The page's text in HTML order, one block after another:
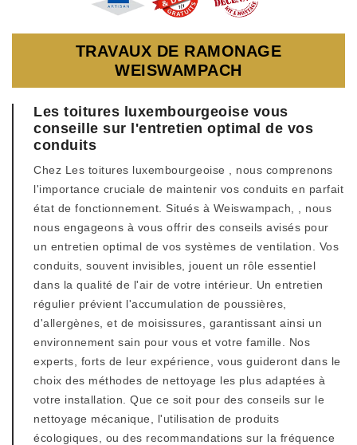
TRAVAUX DE RAMONAGE
WEISWAMPACH
Les toitures luxembourgeoise vous
conseille sur l'entretien optimal de vos
conduits
Chez Les toitures luxembourgeoise , nous comprenons
l'importance cruciale de maintenir vos conduits en parfait
état de fonctionnement. Situés à Weiswampach, , nous
nous engageons à vous offrir des conseils avisés pour
un entretien optimal de vos systèmes de ventilation. Vos
conduits, souvent invisibles, jouent un rôle essentiel
dans la qualité de l'air de votre intérieur. Un entretien
régulier prévient l'accumulation de poussières,
d'allergènes, et de moisissures, garantissant ainsi un
environnement sain pour vous et votre famille. Nos
experts, forts de leur expérience, vous guideront dans le
choix des méthodes de nettoyage les plus adaptées à
votre installation. Que ce soit pour des conseils sur le
nettoyage mécanique, l'utilisation de produits
écologiques, ou des recommandations sur la fréquence